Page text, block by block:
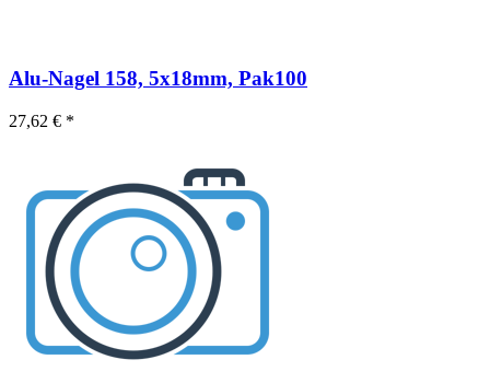
Alu-Nagel 158, 5x18mm, Pak100
27,62 € *